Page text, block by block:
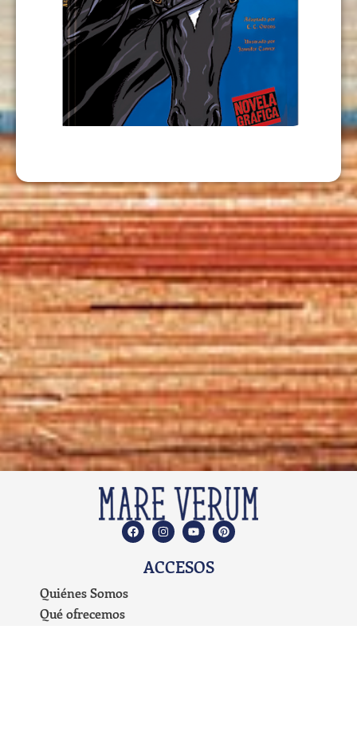
AZABACHE
USD9,00
AÑADIR AL CARRITO
ACCESOS
Quiénes Somos
Qué ofrecemos